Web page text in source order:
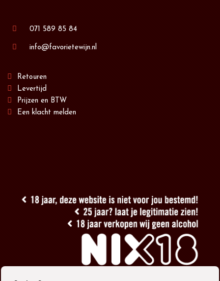
071 589 85 84
info@favorietewijn.nl
Retouren
Levertijd
Prijzen en BTW
Een klacht melden